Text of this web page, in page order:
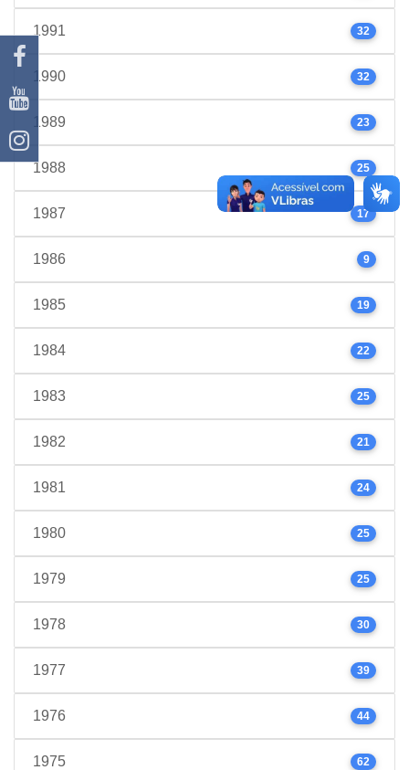
1991 32
1990 32
1989 23
1988 25
1987 17
1986 9
1985 19
1984 22
1983 25
1982 21
1981 24
1980 25
1979 25
1978 30
1977 39
1976 44
1975 62